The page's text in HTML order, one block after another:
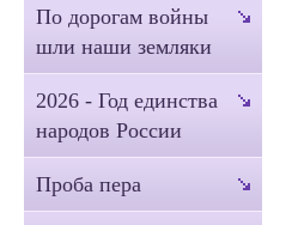
По дорогам войны
шли наши земляки
2026 - Год единства
народов России
Проба пера